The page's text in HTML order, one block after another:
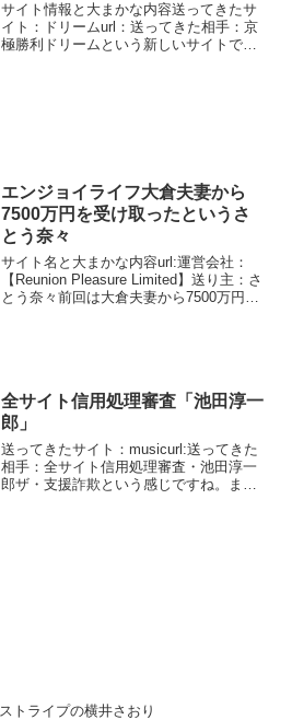
サイト情報と大まかな内容送ってきたサ
イト：ドリームurl：送ってきた相手：京
極勝利ドリームという新しいサイトで
エンジョイライフ大倉夫妻から
7500万円を受け取ったというさ
とう奈々
サイト名と大まかな内容url:運営会社：
【Reunion Pleasure Limited】送り主：さ
とう奈々前回は大倉夫妻から7500万円を
全サイト信用処理審査「池田淳一
郎」
送ってきたサイト：musicurl:送ってきた
相手：全サイト信用処理審査・池田淳一
郎ザ・支援詐欺という感じですね。まず
ストライプの横井さおり